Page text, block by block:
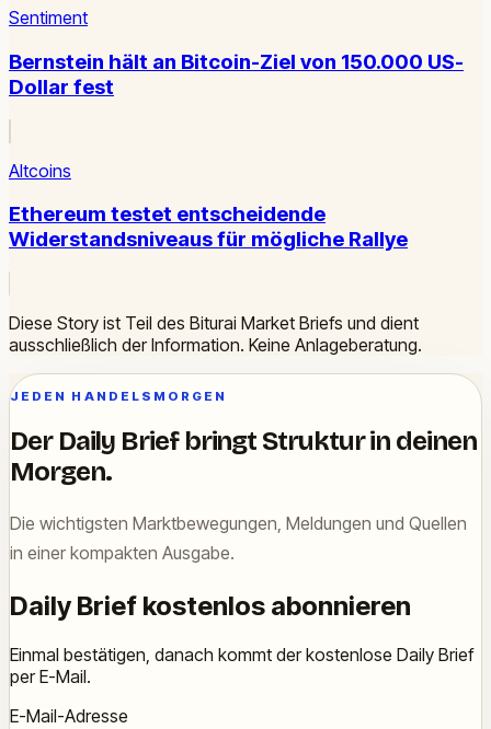
Sentiment
Bernstein hält an Bitcoin-Ziel von 150.000 US-
Dollar fest
Altcoins
Ethereum testet entscheidende
Widerstandsniveaus für mögliche Rallye
Diese Story ist Teil des Biturai Market Briefs und dient
ausschließlich der Information. Keine Anlageberatung.
JEDEN HANDELSMORGEN
Der Daily Brief bringt Struktur in deinen
Morgen.
Die wichtigsten Marktbewegungen, Meldungen und Quellen
in einer kompakten Ausgabe.
Daily Brief kostenlos abonnieren
Einmal bestätigen, danach kommt der kostenlose Daily Brief
per E-Mail.
E-Mail-Adresse